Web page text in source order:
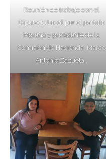
Reunión de trabajo con el
Diputado Local por el partido
Morena y presidente de la
Comisión de Hacienda, Marco
Antonio Zazueta..